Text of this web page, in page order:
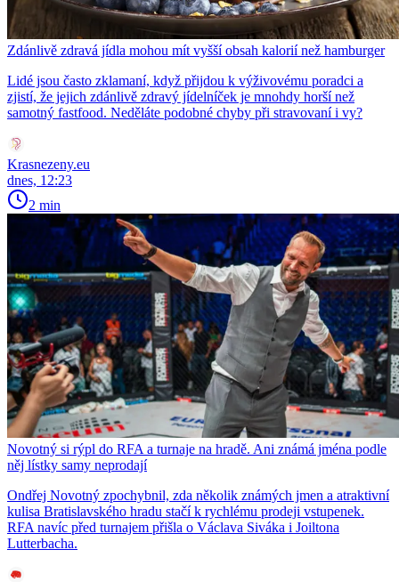
Zdánlivě zdravá jídla mohou mít vyšší obsah kalorií než hamburger
Lidé jsou často zklamaní, když přijdou k výživovému poradci a
zjistí, že jejich zdánlivě zdravý jídelníček je mnohdy horší než
samotný fastfood. Neděláte podobné chyby při stravovaní i vy?
Krasnezeny.eu
dnes, 12:23
2 min
Novotný si rýpl do RFA a turnaje na hradě. Ani známá jména podle
něj lístky samy neprodají
Ondřej Novotný zpochybnil, zda několik známých jmen a atraktivní
kulisa Bratislavského hradu stačí k rychlému prodeji vstupenek.
RFA navíc před turnajem přišla o Václava Siváka i Joiltona
Lutterbacha.